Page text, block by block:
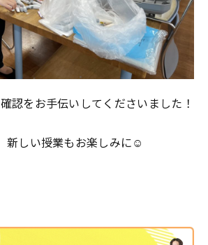
認をお手伝いしてくださいました！
新しい授業もお楽しみに☺